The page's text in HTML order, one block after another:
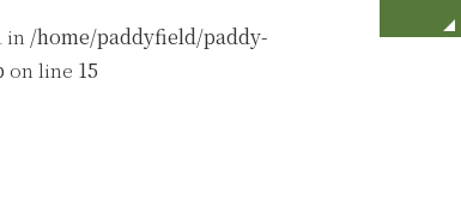
in /home/paddyfield/paddy-
on line 15